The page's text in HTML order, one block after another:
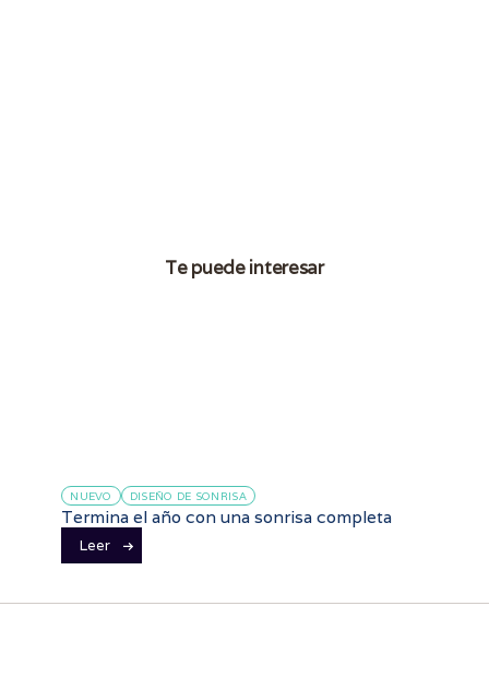
Te puede interesar
NUEVO DISEÑO DE SONRISA
Termina el año con una sonrisa completa
Leer